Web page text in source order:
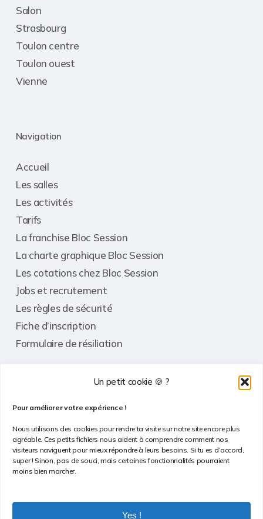
Un petit cookie 🍪 ?
Pour améliorer votre expérience !
Nous utilisons des cookies pour rendre ta visite sur notre site encore plus
agréable. Ces petits fichiers nous aident à comprendre comment nos
visiteurs naviguent pour mieux répondre à leurs besoins. Si tu es d’accord,
super ! Sinon, pas de souci, mais certaines fonctionnalités pourraient
moins bien marcher.
Yes !
Salon
Strasbourg
Toulon centre
Toulon ouest
Vienne
Navigation
Accueil
Les salles
Les activités
Tarifs
La franchise Bloc Session
La charte graphique Bloc Session
Les cotations chez Bloc Session
Jobs et recrutement
Les règles de sécurité
Fiche d’inscription
Formulaire de résiliation
Contact
FAQ
Conditions Générales de Vente
Politique de cookies